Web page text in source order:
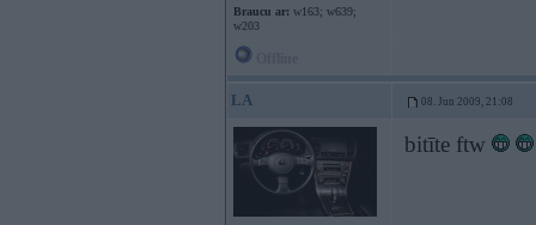
Braucu ar: w163; w639;
w203
LA 08. Jun 2009, 21:08
bitīte ftw